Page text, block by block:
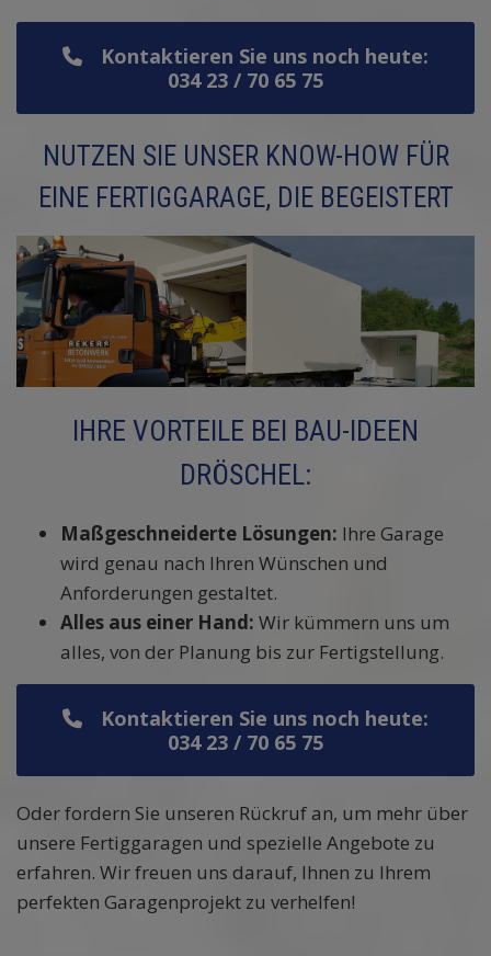
Kontaktieren Sie uns noch heute:
034 23 / 70 65 75
NUTZEN SIE UNSER KNOW-HOW FÜR
EINE FERTIGGARAGE, DIE BEGEISTERT
IHRE VORTEILE BEI BAU-IDEEN
DRÖSCHEL:
Maßgeschneiderte Lösungen: Ihre Garage
wird genau nach Ihren Wünschen und
Anforderungen gestaltet.
Alles aus einer Hand: Wir kümmern uns um
alles, von der Planung bis zur Fertigstellung.
Kontaktieren Sie uns noch heute:
034 23 / 70 65 75
Oder fordern Sie unseren Rückruf an, um mehr über
unsere Fertiggaragen und spezielle Angebote zu
erfahren. Wir freuen uns darauf, Ihnen zu Ihrem
perfekten Garagenprojekt zu verhelfen!